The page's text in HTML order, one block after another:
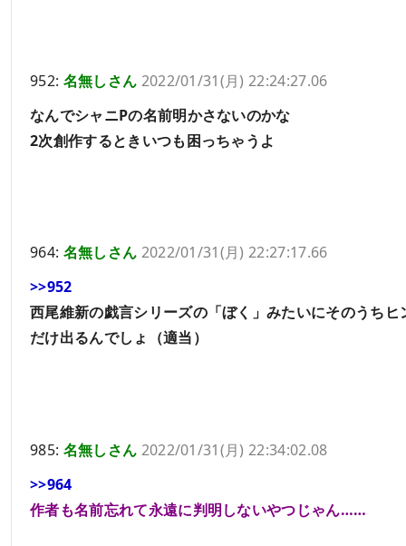
952: 名無しさん 2022/01/31(月) 22:24:27.06
なんでシャニPの名前明かさないのかな
2次創作するときいつも困っちゃうよ
964: 名無しさん 2022/01/31(月) 22:27:17.66
>>952
西尾維新の戯言シリーズの「ぼく」みたいにそのうちヒ
だけ出るんでしょ（適当）
985: 名無しさん 2022/01/31(月) 22:34:02.08
>>964
作者も名前忘れて永遠に判明しないやつじゃん……